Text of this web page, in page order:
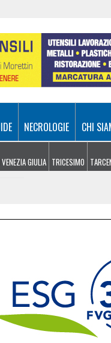
NECROLOGIE CHI
GIULIA TRICESIMO